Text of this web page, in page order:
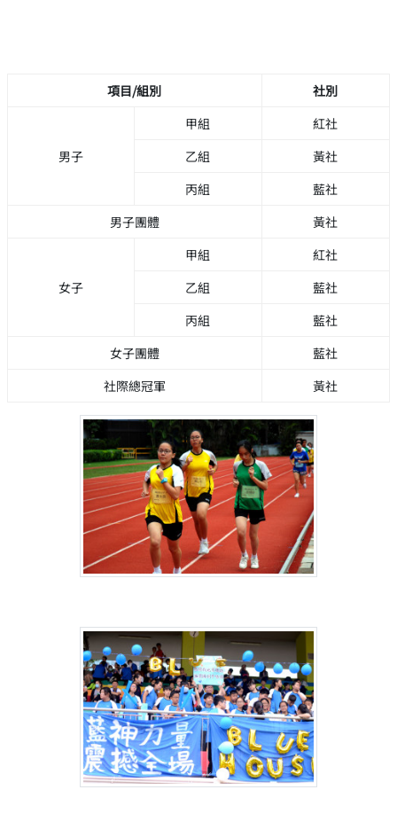
項目/組別 社別
男子
甲組
紅社
乙組
黃社
丙組
藍社
男子團體
黃社
女子
甲組
紅社
乙組
藍社
丙組
藍社
女子團體
藍社
社際總冠軍
黃社